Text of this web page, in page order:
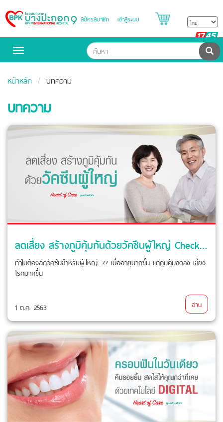
Bangpakok
Hospital
สมัครสมาชิก เข้าสู่ระบบ
Toggle
ค้น
หน้าหลัก บทความ
บทความ
ลดเสี่ยง สร้างภูมิคุ้มกันด้วยวัคซีนผู้ใหญ่ Check Up & Vaccine Center ชั้น 3
ทำไมต้องฉีดวัคซีนสำหรับผู้ใหญ่...?? เมื่ออายุมากขึ้น แต่ภูมิคุ้มลดลง เสี่ยง
โรคมากขึ้น
1 ต.ค. 2563 อ่าน